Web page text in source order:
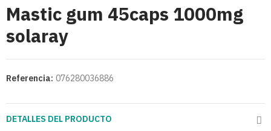
Mastic gum 45caps 1000mg
solaray
Referencia: 076280036886
DETALLES DEL PRODUCTO